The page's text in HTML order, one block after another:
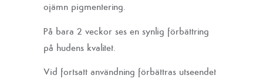
ojämn pigmentering.
På bara 2 veckor ses en synlig förbättring
på hudens kvalitet.
Vid fortsatt användning förbättras utseendet